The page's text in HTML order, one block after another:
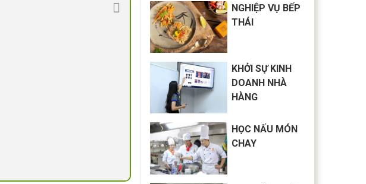
NGHIỆP VỤ BẾP
THÁI
KHỞI SỰ KINH
DOANH NHÀ
HÀNG
HỌC NẤU MÓN
CHAY